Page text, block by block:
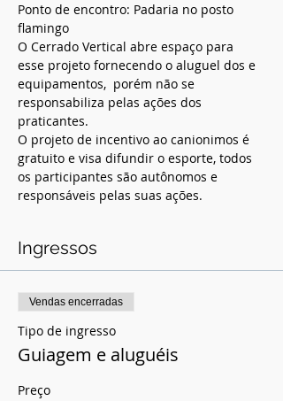
Ponto de encontro: Padaria no posto
flamingo
O Cerrado Vertical abre espaço para
esse projeto fornecendo o aluguel dos e
equipamentos,  porém não se
responsabiliza pelas ações dos
praticantes.
O projeto de incentivo ao canionimos é
gratuito e visa difundir o esporte, todos
os participantes são autônomos e
responsáveis pelas suas ações.
Ingressos
Vendas encerradas
Tipo de ingresso
Guiagem e aluguéis
Preço